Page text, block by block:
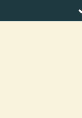
direct